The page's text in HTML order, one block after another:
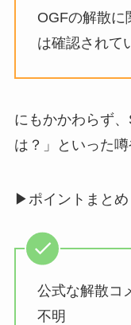
OGFの解散に
は確認されて
にもかかわらず
は？」といった
▶︎ポイントまとめ
公式な解散コ
不明